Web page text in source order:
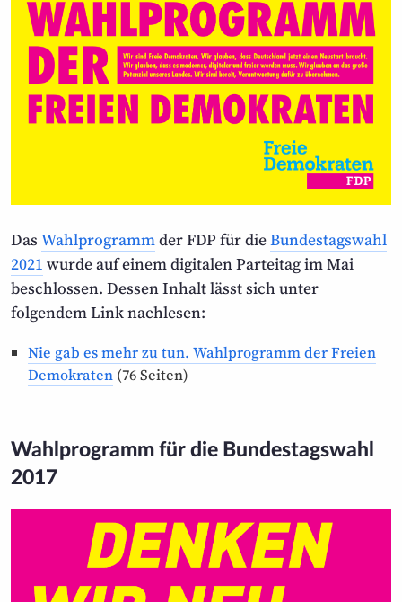
Das Wahlprogrammder FDP für dieBundestags­wahl
2021 wurde auf einem digitalen Parteitag im Mai
beschlossen. Dessen Inhalt lässt sich unter
folgendem Link nachlesen:
Nie gab es mehr zu tun. Wahlprogramm der Freien
Demokraten (76 Seiten)
Wahlprogramm für die Bundestagswahl
2017